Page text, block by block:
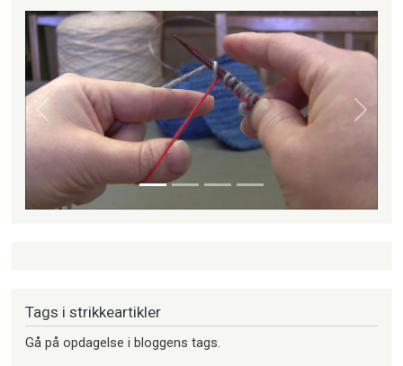
Forrige Næste
Tags i strikkeartikler
Gå på opdagelse i bloggens tags.